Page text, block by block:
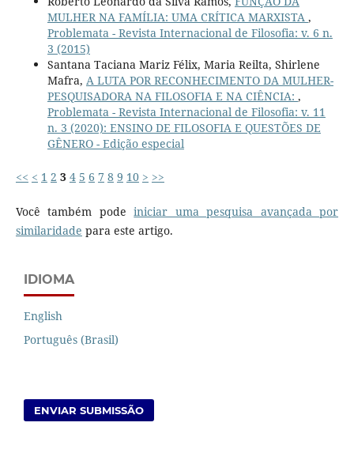
MULHER NA FAMÍLIA: UMA CRÍTICA MARXISTA ,
Problemata - Revista Internacional de Filosofia: v. 6 n.
3 (2015)
Santana Taciana Mariz Félix, Maria Reilta, Shirlene
Mafra, A LUTA POR RECONHECIMENTO DA MULHER-
PESQUISADORA NA FILOSOFIA E NA CIÊNCIA: ,
Problemata - Revista Internacional de Filosofia: v. 11
n. 3 (2020): ENSINO DE FILOSOFIA E QUESTÕES DE
GÊNERO - Edição especial
<< < 1 2 3 4 5 6 7 8 9 10 > >>
Você também podeiniciar uma pesquisa avançada por
similaridade para este artigo.
IDIOMA
English
Português (Brasil)
ENVIAR SUBMISSÃO